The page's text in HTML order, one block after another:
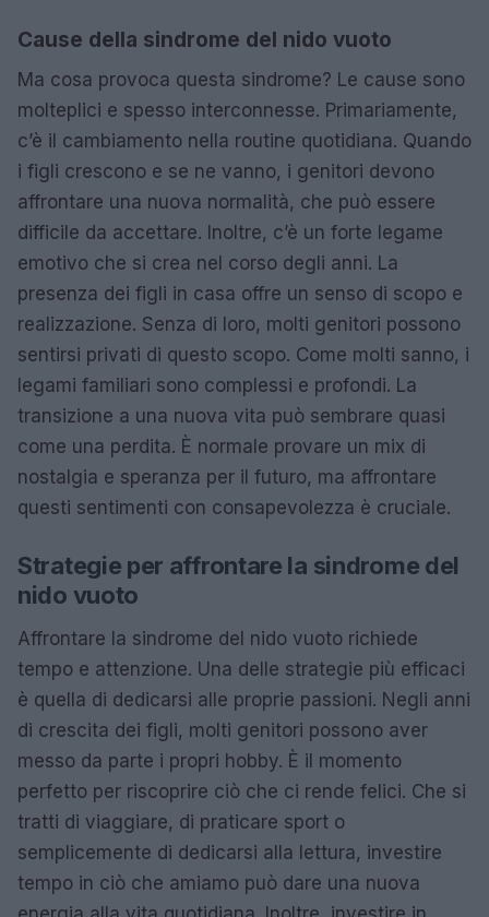
Cause della sindrome del nido vuoto
Ma cosa provoca questa sindrome? Le cause sono
molteplici e spesso interconnesse. Primariamente,
c’è il cambiamento nella routine quotidiana. Quando
i figli crescono e se ne vanno, i genitori devono
affrontare una nuova normalità, che può essere
difficile da accettare. Inoltre, c’è un forte legame
emotivo che si crea nel corso degli anni. La
presenza dei figli in casa offre un senso di scopo e
realizzazione. Senza di loro, molti genitori possono
sentirsi privati di questo scopo. Come molti sanno, i
legami familiari sono complessi e profondi. La
transizione a una nuova vita può sembrare quasi
come una perdita. È normale provare un mix di
nostalgia e speranza per il futuro, ma affrontare
questi sentimenti con consapevolezza è cruciale.
Strategie per affrontare la sindrome del
nido vuoto
Affrontare la sindrome del nido vuoto richiede
tempo e attenzione. Una delle strategie più efficaci
è quella di dedicarsi alle proprie passioni. Negli anni
di crescita dei figli, molti genitori possono aver
messo da parte i propri hobby. È il momento
perfetto per riscoprire ciò che ci rende felici. Che si
tratti di viaggiare, di praticare sport o
semplicemente di dedicarsi alla lettura, investire
tempo in ciò che amiamo può dare una nuova